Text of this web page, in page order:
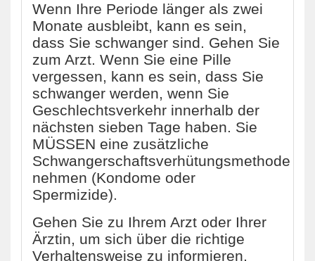
Wenn Ihre Periode länger als zwei
Monate ausbleibt, kann es sein,
dass Sie schwanger sind. Gehen Sie
zum Arzt. Wenn Sie eine Pille
vergessen, kann es sein, dass Sie
schwanger werden, wenn Sie
Geschlechtsverkehr innerhalb der
nächsten sieben Tage haben. Sie
MÜSSEN eine zusätzliche
Schwangerschaftsverhütungsmethode
nehmen (Kondome oder
Spermizide).
Gehen Sie zu Ihrem Arzt oder Ihrer
Ärztin, um sich über die richtige
Verhaltensweise zu informieren,